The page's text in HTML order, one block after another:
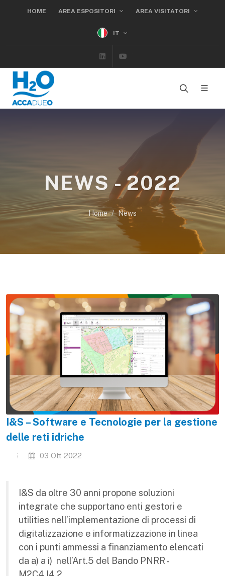
HOME AREA ESPOSITORI AREA VISITATORI
IT
Linkedin
NEWS - 2022
Home News
I&S – Software e Tecnologie per la gestione
delle reti idriche
03 Ott 2022
I&S da oltre 30 anni propone soluzioni
integrate che supportano enti gestori e
utilities nell’implementazione di processi di
digitalizzazione e informatizzazione in linea
con i punti ammessi a finanziamento elencati
da a) a i) nell’Art.5 del Bando PNRR -